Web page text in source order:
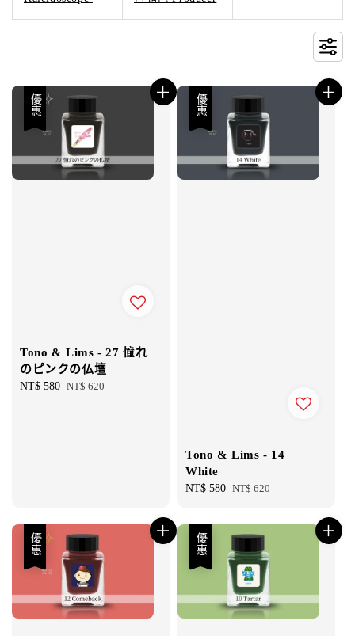
優惠
Tono & Lims - 27 憧れ
のピンクの仏壇
Sale
NT$ 580 Regular
NT$ 620
優惠
Tono & Lims - 14
White
Sale
NT$ 580 Regular
NT$ 620
優惠 優惠